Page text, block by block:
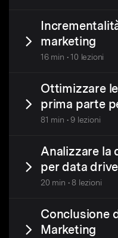
marketing
16 min • 10 lezioni
Ottimizzare
prima parte
81 min • 9 lezioni
Analizzare la
per data
20 min • 8 lezioni
Conclusione
Marketing